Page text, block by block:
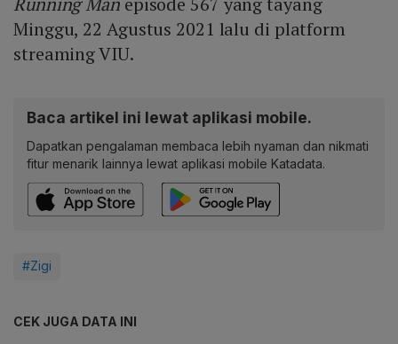
Minggu, 22 Agustus 2021 lalu di platform
streaming VIU.
Baca artikel ini lewat aplikasi mobile.
Dapatkan pengalaman membaca lebih nyaman dan nikmati
fitur menarik lainnya lewat aplikasi mobile Katadata.
#Zigi
CEK JUGA DATA INI